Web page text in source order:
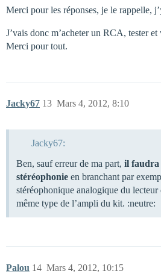
Merci pour les réponses, je le rappelle,
J’vais donc m’acheter un RCA, tester
Merci pour tout.
Jacky67 Mars 4, 2012, 8:10
13
Jacky67:
Ben, sauf erreur de ma part, il faudra
stéréophonie en branchant par
stéréophonique analogique du
même type de l’ampli du kit. :neutre:
Palou Mars 4, 2012, 10:15
14